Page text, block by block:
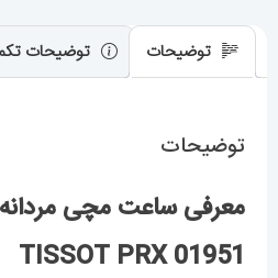
توضیحات توضیحات
توضیحات
معرفی ساعت مچی
01951 TISSOT PRX